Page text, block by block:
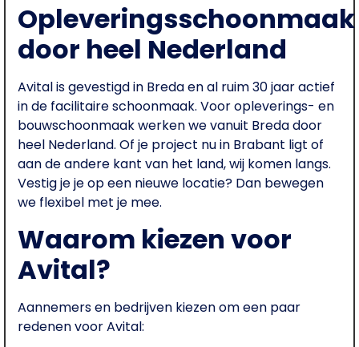
Opleveringsschoonmaak
door heel Nederland
Avital is gevestigd in Breda en al ruim 30 jaar actief
in de facilitaire schoonmaak. Voor opleverings- en
bouwschoonmaak werken we vanuit Breda door
heel Nederland. Of je project nu in Brabant ligt of
aan de andere kant van het land, wij komen langs.
Vestig je je op een nieuwe locatie? Dan bewegen
we flexibel met je mee.
Waarom kiezen voor
Avital?
Aannemers en bedrijven kiezen om een paar
redenen voor Avital: